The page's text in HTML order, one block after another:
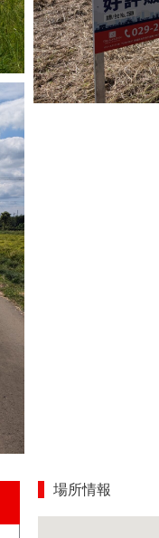
場所情報